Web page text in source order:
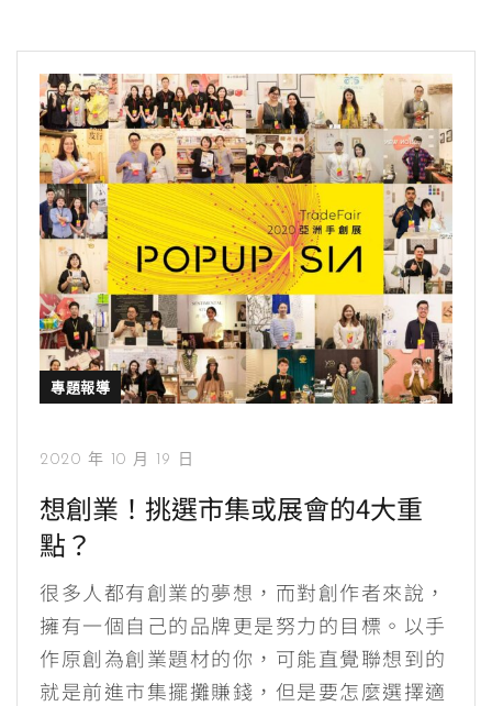
專題報導
2020 年 10 月 19 日
想創業！挑選市集或展會的4大重
點？
很多人都有創業的夢想，而對創作者來說，
擁有一個自己的品牌更是努力的目標。以手
作原創為創業題材的你，可能直覺聯想到的
就是前進市集擺攤賺錢，但是要怎麼選擇適